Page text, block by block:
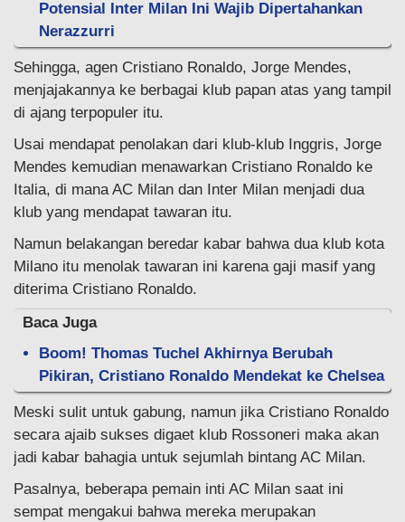
Potensial Inter Milan Ini Wajib Dipertahankan
Nerazzurri
Sehingga, agen Cristiano Ronaldo, Jorge Mendes,
menjajakannya ke berbagai klub papan atas yang tampil
di ajang terpopuler itu.
Usai mendapat penolakan dari klub-klub Inggris, Jorge
Mendes kemudian menawarkan Cristiano Ronaldo ke
Italia, di mana AC Milan dan Inter Milan menjadi dua
klub yang mendapat tawaran itu.
Namun belakangan beredar kabar bahwa dua klub kota
Milano itu menolak tawaran ini karena gaji masif yang
diterima Cristiano Ronaldo.
Baca Juga
Boom! Thomas Tuchel Akhirnya Berubah
Pikiran, Cristiano Ronaldo Mendekat ke Chelsea
Meski sulit untuk gabung, namun jika Cristiano Ronaldo
secara ajaib sukses digaet klub Rossoneri maka akan
jadi kabar bahagia untuk sejumlah bintang AC Milan.
Pasalnya, beberapa pemain inti AC Milan saat ini
sempat mengakui bahwa mereka merupakan